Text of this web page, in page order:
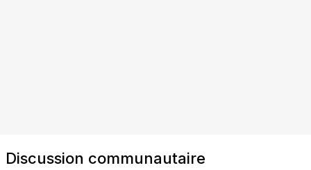
Discussion communautaire